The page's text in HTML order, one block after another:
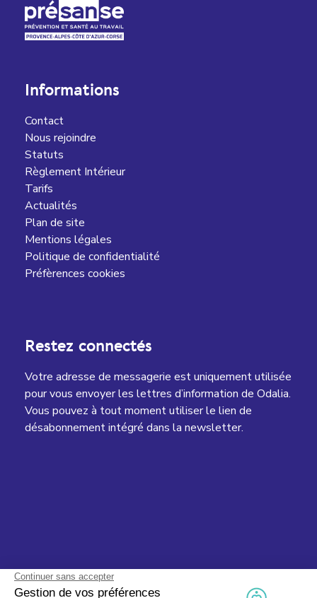
Informations
Contact
Nous rejoindre
Statuts
Règlement Intérieur
Tarifs
Actualités
Plan de site
Mentions légales
Politique de confidentialité
Préfèrences cookies
Restez connectés
Votre adresse de messagerie est uniquement utilisée
pour vous envoyer les lettres d’information de Odalia.
Vous pouvez à tout moment utiliser le lien de
désabonnement intégré dans la newsletter.